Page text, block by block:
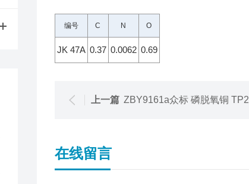
编号 C N O
JK 47A 0.37 0.0062 0.69
上一篇 ZBY9161a众标 磷脱氧铜 TP2
在线留言